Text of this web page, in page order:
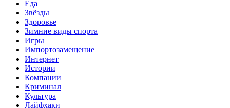
Еда
Звёзды
Здоровье
Зимние виды спорта
Игры
Импортозамещение
Интернет
Истории
Компании
Криминал
Культура
Лайфхаки